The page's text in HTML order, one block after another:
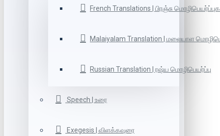
French Translations | பிரஞ்சு
Malaiyalam Translation | மலையாள
Russian Translation | ரஷ்ய மொழிபெயர்ப்பு
Speech | உரை
Exegesis | விளக்கவுரை